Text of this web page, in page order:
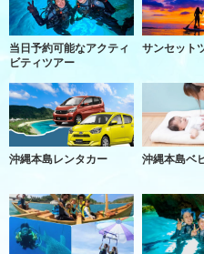
当日予約可能なアクティ
ビティツアー
サンセット
沖縄本島レンタカー 沖縄本島ベ